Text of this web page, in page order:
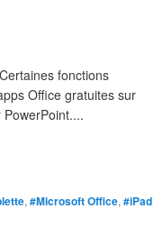
fonctions
Office gratuites sur
, #Microsoft Office, #iPad